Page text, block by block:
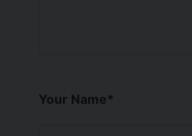
Your Name*